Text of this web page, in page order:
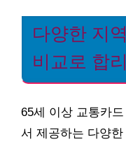
다양한 지
비교로 합
65세 이상 교통카
서 제공하는 다양